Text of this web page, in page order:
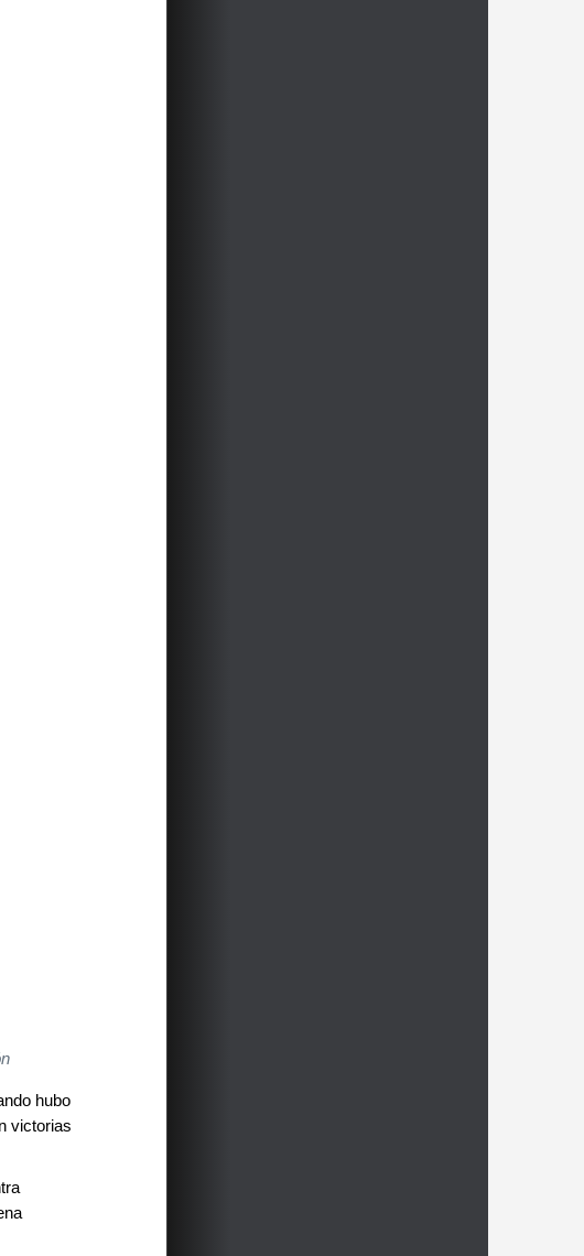
hubo
victorias